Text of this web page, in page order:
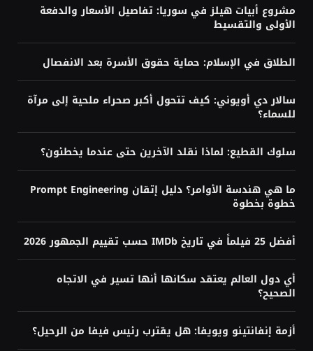
مشروع أبيات هيلز في سوريا: تفاصيل الأسعار والدفعة
الأولى والتقسيط
الطلاق في الإسلام: حماية حقوق الأسرة بعد الانفصال
سالار دي أويوني: كيف تتحول أكبر صحراء ملحية إلى مرآة
للسماء؟
سلوك القطيع: لماذا نقلد الآخرين حتى عندما يخطئون؟
ما هي هندسة الأوامر؟ دليل إتقان Prompt Engineering
خطوة بخطوة
أفضل 25 فيلماً في تاريخ IMDb حسب تقييم الجمهور 2026
أي دول العالم يعتقد سكانها أنها تسير في الاتجاه
الصحيح؟
أزمة إنفانتينو ويويفا: هل يقترب رئيس فيفا من الرحيل؟